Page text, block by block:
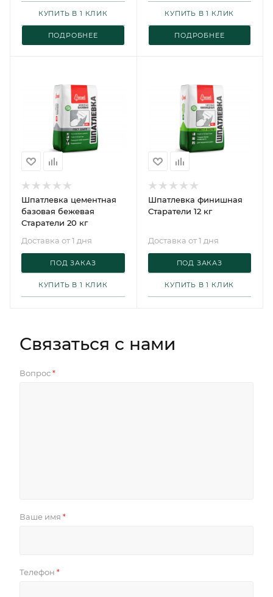
ПОДРОБНЕЕ
КУПИТЬ В 1 КЛИК
ПОДРОБНЕЕ
КУПИТЬ В 1 КЛИК
Шпатлевка цементная
базовая бежевая
Старатели 20 кг
Доставка от 1 дня
ПОД ЗАКАЗ
КУПИТЬ В 1 КЛИК
Шпатлевка финишная
Старатели 12 кг
Доставка от 1 дня
ПОД ЗАКАЗ
КУПИТЬ В 1 КЛИК
Связаться с нами
Вопрос *
Ваше имя *
Телефон *